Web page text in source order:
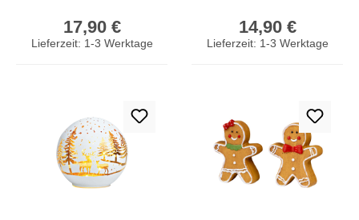
Aufbewahrung Box
17,90 €
Lieferzeit: 1-3 Werktage
Weihnachtsdeko
Skandideko Figur
14,90 €
Lieferzeit: 1-3 Werktage